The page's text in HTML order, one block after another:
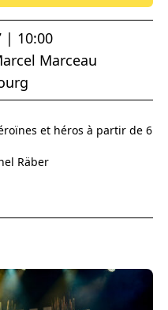
| 10:00
Marceau
et héros à partir de 6
Räber